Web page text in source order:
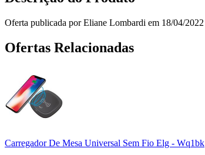
Oferta publicada por Eliane Lombardi em 18/04/2022
Ofertas Relacionadas
Carregador De Mesa Universal Sem Fio Elg - Wq1bk